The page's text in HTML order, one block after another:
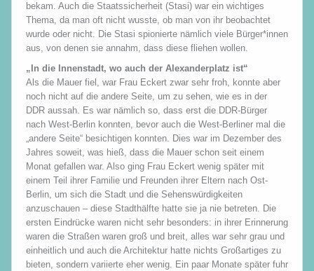
bekam. Auch die Staatssicherheit (Stasi) war ein wichtiges
Thema, da man oft nicht wusste, ob man von ihr beobachtet
wurde oder nicht. Die Stasi spionierte nämlich viele Bürger*innen
aus, von denen sie annahm, dass diese fliehen wollen.
„In die Innenstadt, wo auch der Alexanderplatz ist“
Als die Mauer fiel, war Frau Eckert zwar sehr froh, konnte aber
noch nicht auf die andere Seite, um zu sehen, wie es in der
DDR aussah. Es war nämlich so, dass erst die DDR-Bürger
nach West-Berlin konnten, bevor auch die West-Berliner mal die
„andere Seite“ besichtigen konnten. Dies war im Dezember des
Jahres soweit, was hieß, dass die Mauer schon seit einem
Monat gefallen war. Also ging Frau Eckert wenig später mit
einem Teil ihrer Familie und Freunden ihrer Eltern nach Ost-
Berlin, um sich die Stadt und die Sehenswürdigkeiten
anzuschauen – diese Stadthälfte hatte sie ja nie betreten. Die
ersten Eindrücke waren nicht sehr besonders: in ihrer Erinnerung
waren die Straßen waren groß und breit, alles war sehr grau und
einheitlich und auch die Architektur hatte nichts Großartiges zu
bieten, sondern variierte eher wenig. Ein paar Monate später fuhr